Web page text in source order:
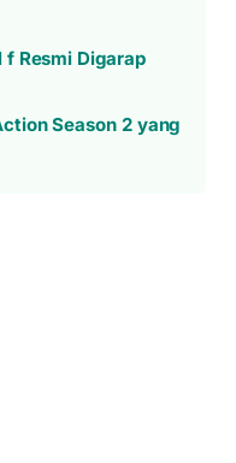
Resmi Digarap
Season 2 yang